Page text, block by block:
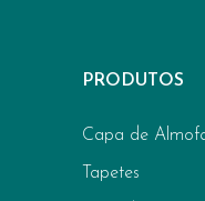
PRODUTOS
Capa de
Tapetes